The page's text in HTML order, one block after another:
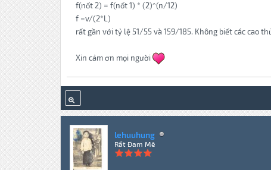
f(nốt 2) = f(nốt 1) * (2)^(n/12)
f =v/(2*L)
rất gần với tỷ lệ 51/55 và 159/185. Không biết các cao
Xin cảm ơn mọi người
lehuuhung
Rất Đam Mê